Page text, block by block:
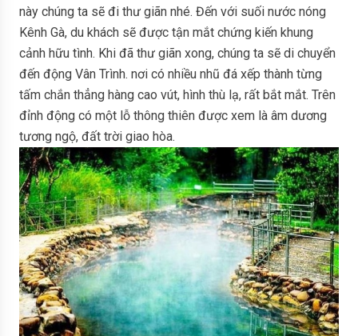
này chúng ta sẽ đi thư giãn nhé. Đến với suối nước nóng
Kênh Gà, du khách sẽ được tận mắt chứng kiến khung
cảnh hữu tình. Khi đã thư giãn xong, chúng ta sẽ di chuyển
đến động Vân Trình. nơi có nhiều nhũ đá xếp thành từng
tấm chắn thẳng hàng cao vút, hình thù lạ, rất bắt mắt. Trên
đỉnh động có một lỗ thông thiên được xem là âm dương
tương ngộ, đất trời giao hòa.